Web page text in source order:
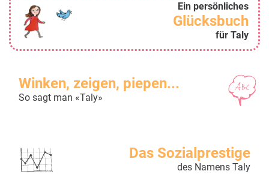
Ein persönliches
Glücksbuch
für Taly
Winken, zeigen, piepen...
So sagt man «Taly»
Das Sozialprestige
des Namens Taly